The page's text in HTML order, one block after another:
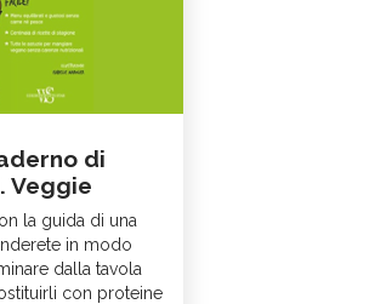
di
Veggie
la guida di una
in modo
dalla tavola
con proteine